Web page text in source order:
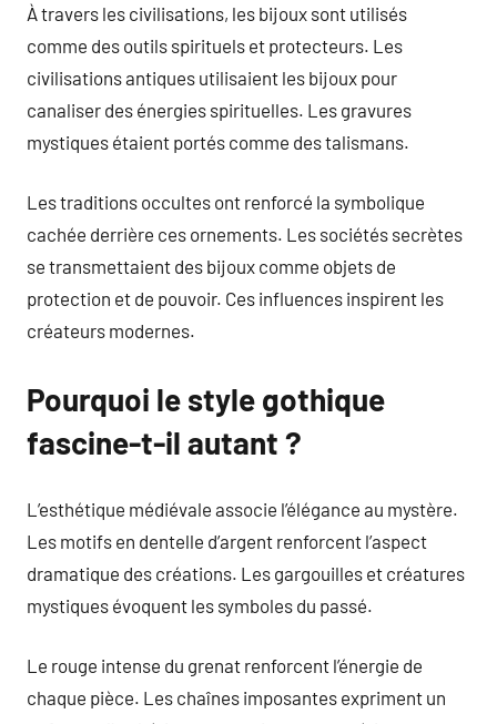
À travers les civilisations, les bijoux sont utilisés
comme des outils spirituels et protecteurs. Les
civilisations antiques utilisaient les bijoux pour
canaliser des énergies spirituelles. Les gravures
mystiques étaient portés comme des talismans.
Les traditions occultes ont renforcé la symbolique
cachée derrière ces ornements. Les sociétés secrètes
se transmettaient des bijoux comme objets de
protection et de pouvoir. Ces influences inspirent les
créateurs modernes.
Pourquoi le style gothique
fascine-t-il autant ?
L’esthétique médiévale associe l’élégance au mystère.
Les motifs en dentelle d’argent renforcent l’aspect
dramatique des créations. Les gargouilles et créatures
mystiques évoquent les symboles du passé.
Le rouge intense du grenat renforcent l’énergie de
chaque pièce. Les chaînes imposantes expriment un